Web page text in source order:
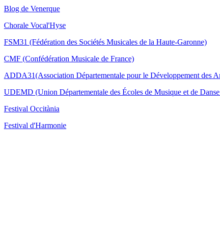
Blog de Venerque
Chorale Vocal'Hyse
FSM31 (Fédération des Sociétés Musicales de la Haute-Garonne)
CMF (Confédération Musicale de France)
ADDA31(Association Départementale pour le Développement des
UDEMD (Union Départementale des Écoles de Musique et de
Festival Occitània
Festival d'Harmonie